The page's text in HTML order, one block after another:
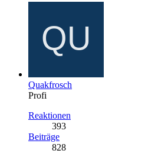
Quakfrosch
Profi
Reaktionen
393
Beiträge
828